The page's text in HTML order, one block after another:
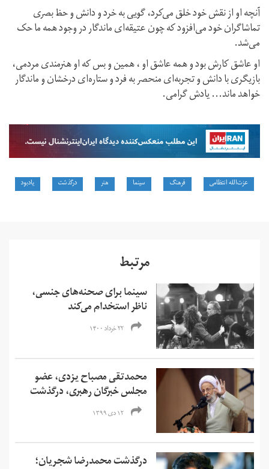
آنچه او از نقش خود خلق می‌کرد، گویی به خرد و دانش و حظ بصری
تماشاگران خود می‌افزود که چون عتیقه‌ای ماندگار در وجود همه ما حک
می‌شد.
او عاشق کارش بود و همه عاشق او ، همین و بس که او هنرمندی مردمی،
بازیگری با دانش و تجربه‌ای منحصر‌ به‌ فرد و ستاره‌ای درخشان و ماندگار
خواهد ماند... یادش گرامی.
عزت‌الله انتظامی فرهنگ سینما هنر درگذشت یادبود
مرتبط
سینما برای صحنه‌های جنسی،
ناظر استخدام می‌کند
۲۲ خرداد ۱۴۰۰
محمدتقی مصباح یزدی، ‌عضو
مجلس خبرگان رهبری، درگذشت
۱۲ دی ۱۳۹۹
درگذشت محمدرضا شجریان؛